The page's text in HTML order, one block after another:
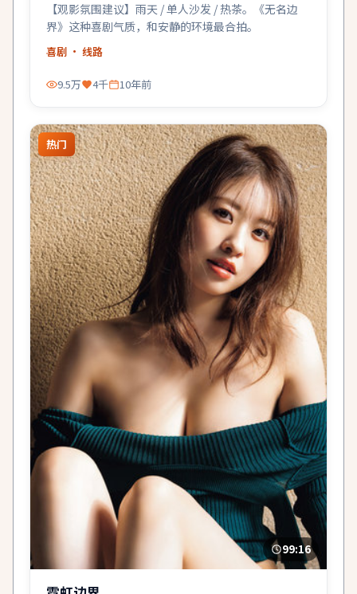
【观影氛围建议】雨天 / 单人沙发 / 热茶。《无名边
界》这种喜剧气质，和安静的环境最合拍。
喜剧 · 线路
9.5万 4千 10年前
热门
99:16